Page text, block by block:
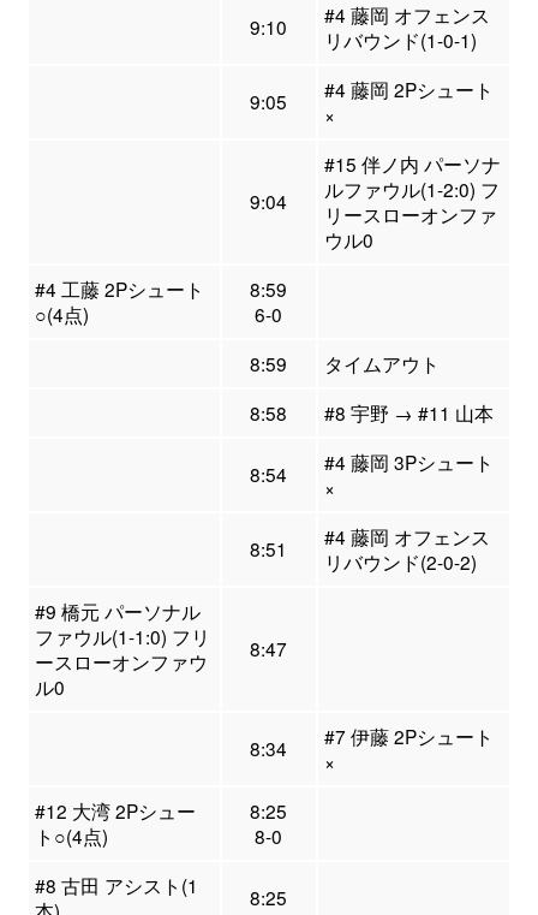
9:10
#4 藤岡 オフェンス
リバウンド(1-0-1)
9:05
#4 藤岡 2Pシュート
×
9:04
#15 伴ノ内 パーソナ
ルファウル(1-2:0) フ
リースローオンファ
ウル0
#4 工藤 2Pシュート
○(4点)
8:59
6-0
8:59
タイムアウト
8:58
#8 宇野 → #11 山本
8:54
#4 藤岡 3Pシュート
×
8:51
#4 藤岡 オフェンス
リバウンド(2-0-2)
#9 橋元 パーソナル
ファウル(1-1:0) フリ
ースローオンファウ
ル0
8:47
8:34
#7 伊藤 2Pシュート
×
#12 大湾 2Pシュー
ト○(4点)
8:25
8-0
#8 古田 アシスト(1
8:25